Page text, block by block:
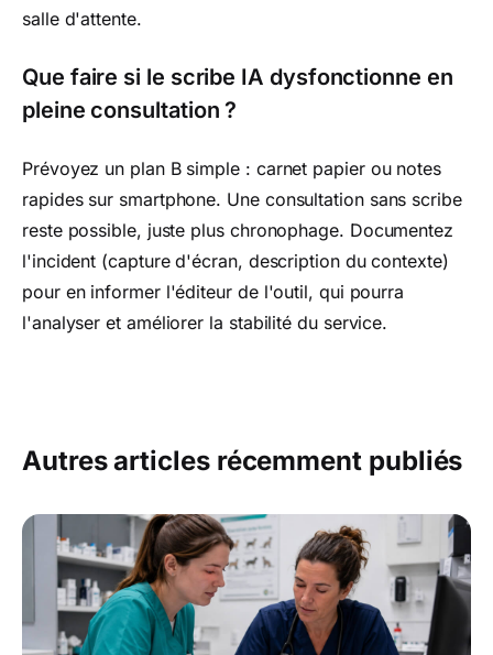
salle d'attente.
Que faire si le scribe IA dysfonctionne en
pleine consultation ?
Prévoyez un plan B simple : carnet papier ou notes
rapides sur smartphone. Une consultation sans scribe
reste possible, juste plus chronophage. Documentez
l'incident (capture d'écran, description du contexte)
pour en informer l'éditeur de l'outil, qui pourra
l'analyser et améliorer la stabilité du service.
Autres articles récemment publiés